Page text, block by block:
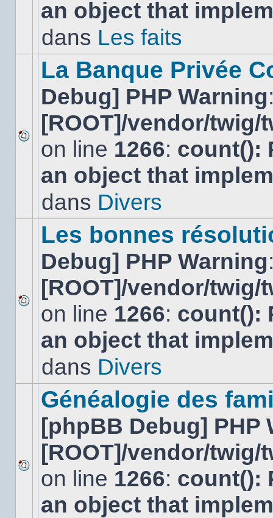
message
non-
dans
an object that
dans Les faits
Aucun
nouveau
message
non-
dans
La Banque Privée
Debug] PHP Warning
[ROOT]/vendor/
on line 1266: count():
an object that
dans Divers
Aucun
nouveau
message
non-
dans
Les bonnes
Debug] PHP Warning
[ROOT]/vendor/
on line 1266: count():
an object that
dans Divers
Aucun
nouveau
message
non-
Généalogie des
[phpBB Debug] PHP
[ROOT]/vendor/
on line 1266: count():
an object that